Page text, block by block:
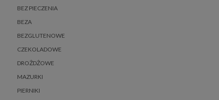
BEZ PIECZENIA
BEZA
BEZGLUTENOWE
CZEKOLADOWE
DROŻDŻOWE
MAZURKI
PIERNIKI